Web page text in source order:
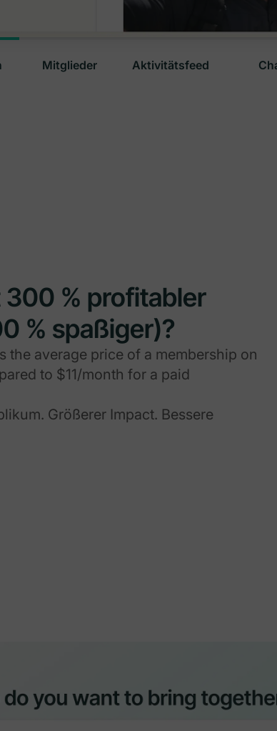
Mitglieder Aktivitätsfeed
300 % profitabler
% spaßiger)?
the average price of a membership on
to $11/month for a paid
Größerer Impact. Bessere